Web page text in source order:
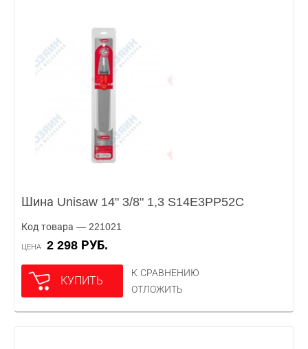
Шина Unisaw 14" 3/8" 1,3 S14E3PP52C
Код товара — 221021
ЦЕНА 2 298 РУБ.
КУПИТЬ
К СРАВНЕНИЮ
ОТЛОЖИТЬ